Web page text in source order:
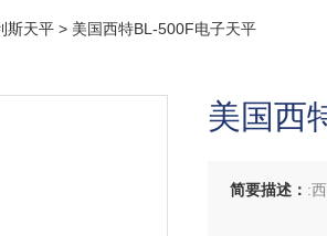
斯天平 > 美国西特BL-500F电子天平
美国西
简要描述： :